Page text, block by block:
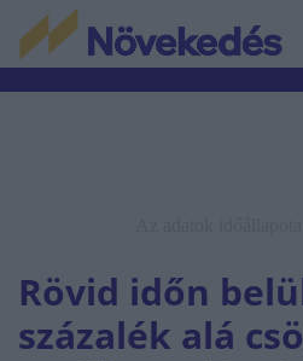
Rövid időn
százalék alá